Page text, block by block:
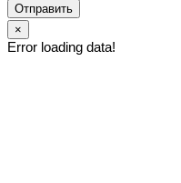
Отправить
×
Error loading data!